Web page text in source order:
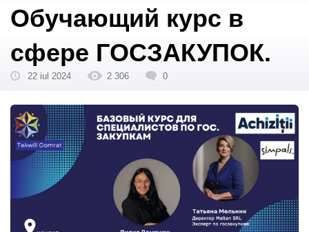
Обучающий курс в
сфере ГОСЗАКУПОК.
22 iul 2024 2 306 0